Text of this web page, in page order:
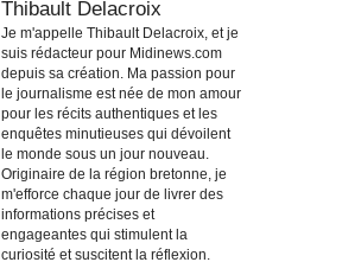
Thibault Delacroix
Je m'appelle Thibault Delacroix, et je
suis rédacteur pour Midinews.com
depuis sa création. Ma passion pour
le journalisme est née de mon amour
pour les récits authentiques et les
enquêtes minutieuses qui dévoilent
le monde sous un jour nouveau.
Originaire de la région bretonne, je
m'efforce chaque jour de livrer des
informations précises et
engageantes qui stimulent la
curiosité et suscitent la réflexion.